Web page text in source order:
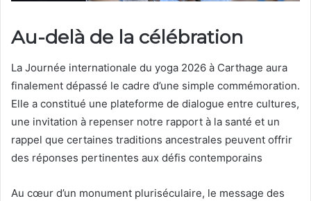
Au-delà de la célébration
La Journée internationale du yoga 2026 à Carthage aura
finalement dépassé le cadre d’une simple commémoration.
Elle a constitué une plateforme de dialogue entre cultures,
une invitation à repenser notre rapport à la santé et un
rappel que certaines traditions ancestrales peuvent offrir
des réponses pertinentes aux défis contemporains
Au cœur d’un monument pluriséculaire, le message des